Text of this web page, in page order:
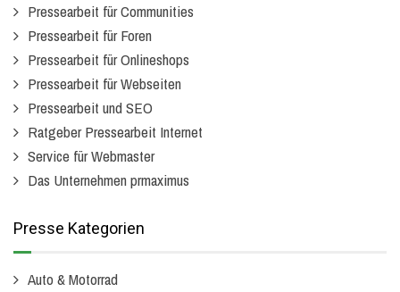
Pressearbeit für Communities
Pressearbeit für Foren
Pressearbeit für Onlineshops
Pressearbeit für Webseiten
Pressearbeit und SEO
Ratgeber Pressearbeit Internet
Service für Webmaster
Das Unternehmen prmaximus
Presse Kategorien
Auto & Motorrad